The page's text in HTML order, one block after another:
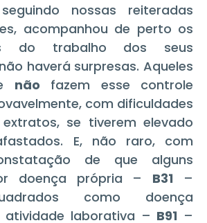
nossas reiteradas
acompanhou de perto os
do trabalho dos seus
haverá surpresas. Aqueles
não fazem esse controle
com dificuldades
se tiverem elevado
E, não raro, com
de que alguns
doença própria – B31 –
como doença
atividade laborativa – B91 –